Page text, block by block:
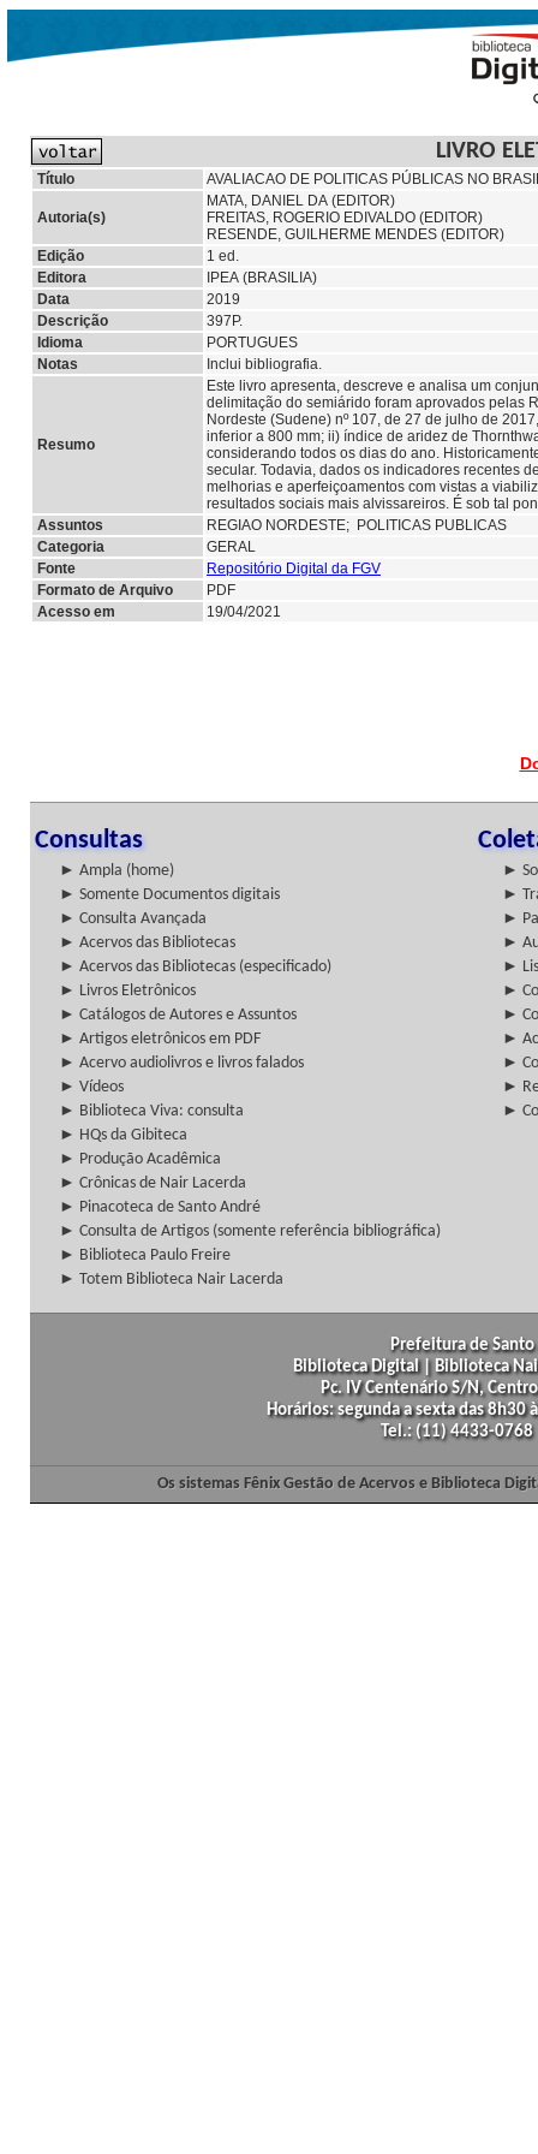
LIVRO
Título AVALIACAO DE POLITICAS PÚBLICAS NO
Autoria(s)
MATA, DANIEL DA (EDITOR)
FREITAS, ROGERIO EDIVALDO (EDITOR)
RESENDE, GUILHERME MENDES (EDITOR)
Edição
1 ed.
Editora
IPEA (BRASILIA)
Data
2019
Descrição
397P.
Idioma
PORTUGUES
Notas
Inclui bibliografia.
Resumo
Este livro apresenta, descreve e analisa um
delimitação do semiárido foram aprovados pelas
Nordeste (Sudene) nº 107, de 27 de julho de
inferior a 800 mm; ii) índice de aridez de
considerando todos os dias do ano.
secular. Todavia, dados os indicadores recentes
melhorias e aperfeiçoamentos com vistas a
resultados sociais mais alvissareiros. É sob tal
Assuntos
REGIAO NORDESTE; POLITICAS PUBLICAS
Categoria
GERAL
Fonte
Repositório Digital da FGV
Formato de Arquivo
PDF
Acesso em
19/04/2021
Consultas
► Ampla (home)
►
► Somente Documentos digitais
►
► Consulta Avançada
►
► Acervos das Bibliotecas
►
► Acervos das Bibliotecas (especificado)
►
► Livros Eletrônicos
►
► Catálogos de Autores e Assuntos
►
► Artigos eletrônicos em PDF
►
► Acervo audiolivros e livros falados
►
► Vídeos
►
► Biblioteca Viva: consulta
►
► HQs da Gibiteca
► Produção Acadêmica
► Crônicas de Nair Lacerda
► Pinacoteca de Santo André
► Consulta de Artigos (somente referência bibliográfica)
► Biblioteca Paulo Freire
► Totem Biblioteca Nair Lacerda
Prefeitura de
Biblioteca Digital | Biblioteca
Pc. IV Centenário S/N,
Horários: segunda a sexta das
Tel.: (11) 4433-
Os sistemas Fênix Gestão de Acervos e Biblioteca